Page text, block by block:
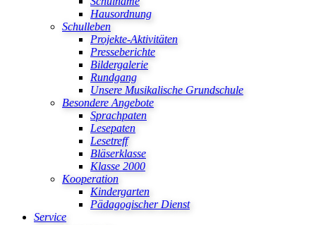
Hausordnung
Schulleben
Projekte-Aktivitäten
Presseberichte
Bildergalerie
Rundgang
Unsere Musikalische Grundschule
Besondere Angebote
Sprachpaten
Lesepaten
Lesetreff
Bläserklasse
Klasse 2000
Kooperation
Kindergarten
Pädagogischer Dienst
Service